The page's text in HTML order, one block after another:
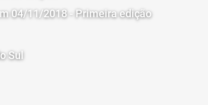
04/11/2018 - Primeira edição
Sul